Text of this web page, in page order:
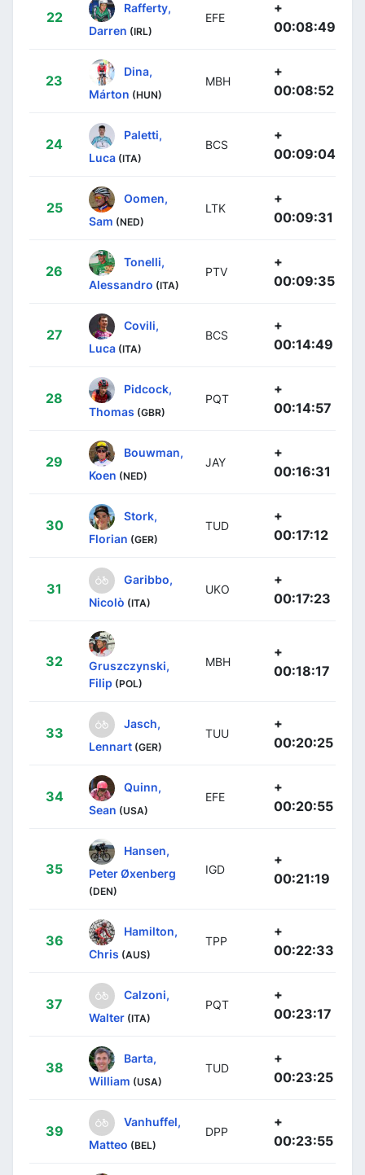
22
Rafferty,
Darren (IRL)
EFE
+
00:08:49
23
Dina,
Márton (HUN)
MBH
+
00:08:52
24
Paletti,
Luca (ITA)
BCS
+
00:09:04
25
Oomen,
Sam (NED)
LTK
+
00:09:31
26
Tonelli,
Alessandro (ITA)
PTV
+
00:09:35
27
Covili,
Luca (ITA)
BCS
+
00:14:49
28
Pidcock,
Thomas (GBR)
PQT
+
00:14:57
29
Bouwman,
Koen (NED)
JAY
+
00:16:31
30
Stork,
Florian (GER)
TUD
+
00:17:12
31
Garibbo,
Nicolò (ITA)
UKO
+
00:17:23
32
Gruszczynski,
Filip (POL)
MBH
+
00:18:17
33
Jasch,
Lennart (GER)
TUU
+
00:20:25
34
Quinn,
Sean (USA)
EFE
+
00:20:55
35
Hansen,
Peter Øxenberg
(DEN)
IGD
+
00:21:19
36
Hamilton,
Chris (AUS)
TPP
+
00:22:33
37
Calzoni,
Walter (ITA)
PQT
+
00:23:17
38
Barta,
William (USA)
TUD
+
00:23:25
39
Vanhuffel,
Matteo (BEL)
DPP
+
00:23:55